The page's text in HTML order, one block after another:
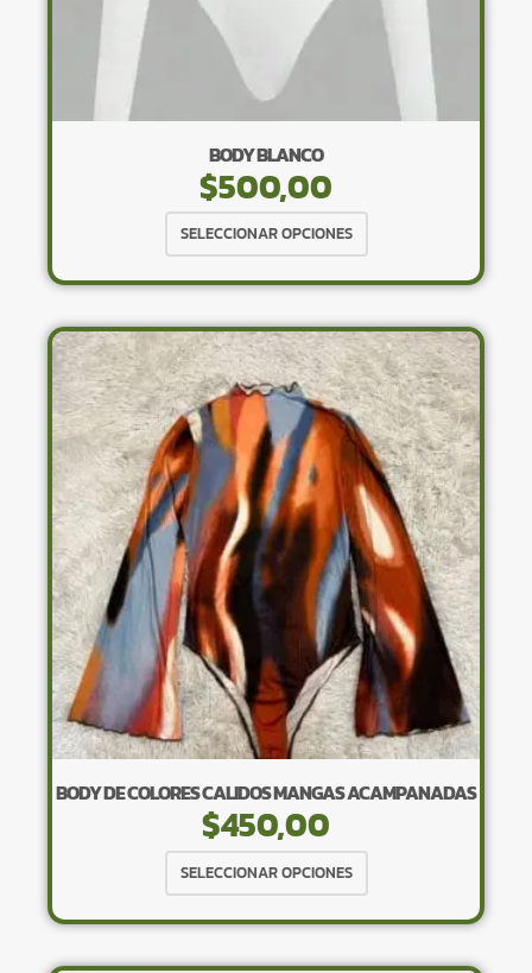
BODY BLANCO
$500,00
SELECCIONAR OPCIONES
producto
tiene
variantes.
Las
opciones
se
pueden
elegir
en
la
página
de
producto
BODY DE COLORES CALIDOS MANGAS ACAMPANADAS
$450,00
SELECCIONAR OPCIONES
producto
tiene